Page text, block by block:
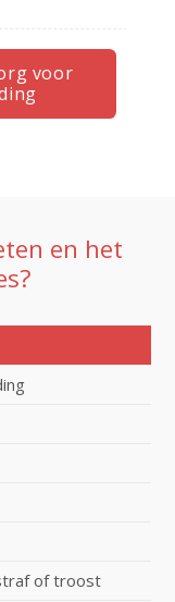
voor
en het
of troost